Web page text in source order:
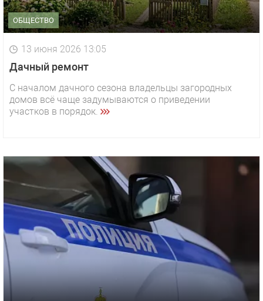
ОБЩЕСТВО
13 июня 2026 13:05
Дачный ремонт
С началом дачного сезона владельцы загородных
домов всё чаще задумываются о приведении
участков в порядок.